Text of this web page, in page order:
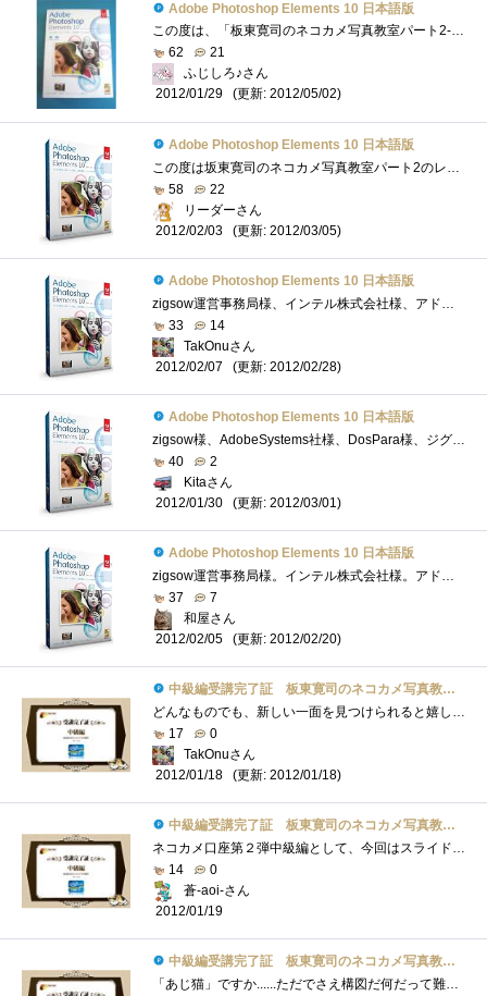
Adobe Photoshop Elements 10 日本語版
この度は、「板東寛司のネコカメ写真教室パート2-自分だけの写真集制作編」のレビュアーに選出いただき、zigsow様及びインテル株式会社様、株式...
62
21
ふじしろ♪さん
2012/01/29
(更新: 2012/05/02)
Adobe Photoshop Elements 10 日本語版
この度は坂東寛司のネコカメ写真教室パート2のレビュアーに選出いただきzigsow様及びインテル株式会社様ほか関係各社様に厚く御礼申し上げます�...
58
22
リーダーさん
2012/02/03
(更新: 2012/03/05)
Adobe Photoshop Elements 10 日本語版
zigsow運営事務局様、インテル株式会社様、アドビシステムズ株式会社様、この度は、プレミアムレビュー「板東寛司のネコカメ写真教室-自分だけ�...
33
14
TakOnuさん
2012/02/07
(更新: 2012/02/28)
Adobe Photoshop Elements 10 日本語版
zigsow様、AdobeSystems社様、DosPara様、ジグソープレミアムレビュー「板東寛司のネコカメ写真教室」レビューアーに選出頂き有難うございます。【感�...
40
2
Kitaさん
2012/01/30
(更新: 2012/03/01)
Adobe Photoshop Elements 10 日本語版
zigsow運営事務局様。インテル株式会社様。アドビシステムズ株式会社様。この度は、プレミアムレビュー「板東寛司のネコカメ写真教室-自分だけ�...
37
7
和屋さん
2012/02/05
(更新: 2012/02/20)
中級編受講完了証 板東寛司のネコカメ写真教室パート2
どんなものでも、新しい一面を見つけられると嬉しいもの。それが、好きなものならなおさら。恋人でも猫でもPCでも(笑)こんにちは、TakOnuです。�...
17
0
TakOnuさん
2012/01/18
(更新: 2012/01/18)
中級編受講完了証 板東寛司のネコカメ写真教室パート2
ネコカメ口座第２弾中級編として、今回はスライドショーまでを解説して頂いています。前回、初級編では物足りない感がありましたが、今回は�...
14
0
蒼-aoi-さん
2012/01/19
中級編受講完了証 板東寛司のネコカメ写真教室パート2
「あじ猫」ですか......ただでさえ構図だ何だって難しいのに、味わいのある写真なんてとれるカナ。「いつもと違うアングルや、撮影する時間や�...